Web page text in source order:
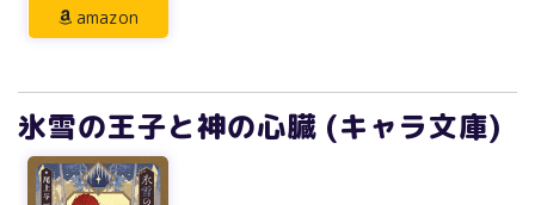
amazon
氷雪の王子と神の心臓 (キャラ文庫)